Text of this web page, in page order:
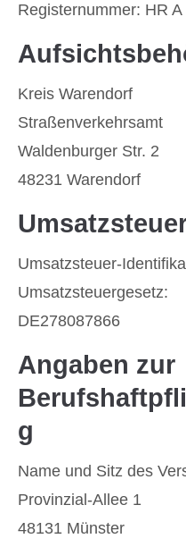
Registernummer: HR A
Kreis Warendorf
Straßenverkehrsamt
Waldenburger Str. 2
48231 Warendorf
Umsatzsteuer-
Umsatzsteuergesetz:
DE278087866
Angaben zur
g
Name und Sitz des
Provinzial-Allee 1
48131 Münster